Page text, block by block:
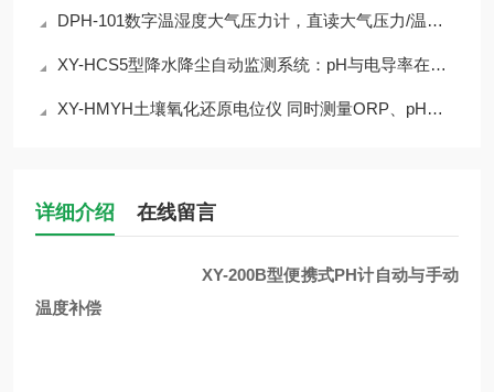
DPH-101数字温湿度大气压力计，直读大气压力/温度/湿度数据
XY-HCS5型降水降尘自动监测系统：pH与电导率在线监测集成介绍
XY-HMYH土壤氧化还原电位仪 同时测量ORP、pH和温度
详细介绍 在线留言
XY-200B型便携式PH计自动与手动
温度补偿